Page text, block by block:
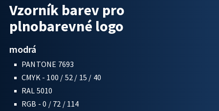
Vzorník barev pro
plnobarevné logo
modrá
PANTONE 7693
CMYK - 100 / 52 / 15 / 40
RAL 5010
RGB - 0 / 72 / 114